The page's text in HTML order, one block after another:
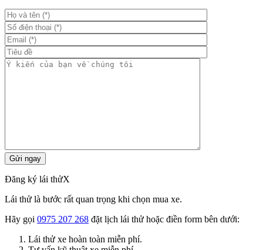
Đăng ký lái thửX
Lái thử là bước rất quan trọng khi chọn mua xe.
Hãy gọi 0975 207 268 đặt lịch lái thử hoặc điền form bên dưới:
Lái thử xe hoàn toàn miễn phí.